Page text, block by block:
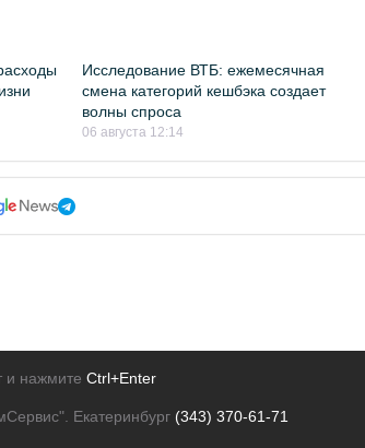
Исследование ВТБ: ежемесячная
смена категорий кешбэка создает
волны спроса
06 августа 12:14
и нажмите Ctrl+Enter
Екатеринбург (343) 370-61-71